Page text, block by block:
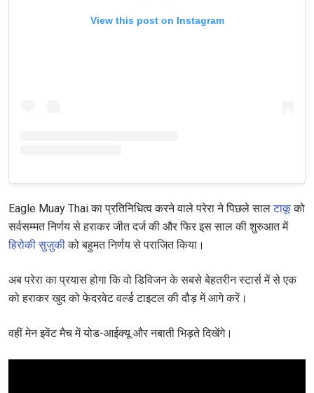
View this post on Instagram
Eagle Muay Thai का प्रतिनिधित्व करने वाले परेरा ने पिछले सालटाकूको
सर्वसम्मत निर्णय से हराकर जीत दर्ज की और फिर इस साल की शुरुआत में
हिरोकी सुज़ुकीको बहुमत निर्णय से पराजित किया।
अब परेरा का प्रयास होगा कि वो डिविजन के सबसे बेहतरीन स्टार्स में से एक
को हराकर खुद को फेदरवेट वर्ल्ड टाइटल की दौड़ में आगे करें।
वहीं मेन इवेंट मैच में योड-आईक्यू और नबाती भिड़ते दिखेंगे।